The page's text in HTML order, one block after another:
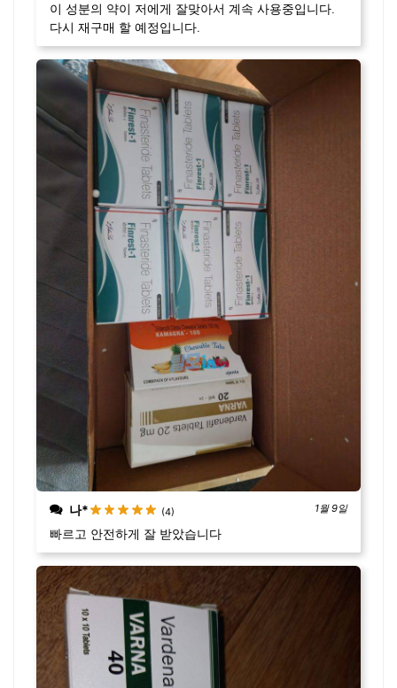
이 성분의 약이 저에게 잘맞아서 계속 사용중입니다.
다시 재구매 할 예정입니다.
나* (4) 1월 9일
빠르고 안전하게 잘 받았습니다